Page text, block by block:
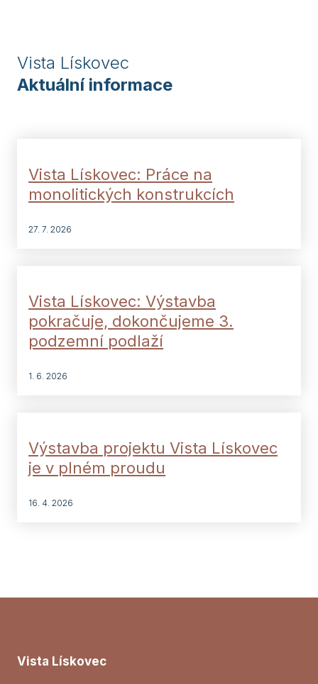
Vista Lískovec
Aktuální informace
Vista Lískovec: Práce na
monolitických konstrukcích
27. 7. 2026
Vista Lískovec: Výstavba
pokračuje, dokončujeme 3.
podzemní podlaží
1. 6. 2026
Výstavba projektu Vista Lískovec
je v plném proudu
16. 4. 2026
Vista Lískovec